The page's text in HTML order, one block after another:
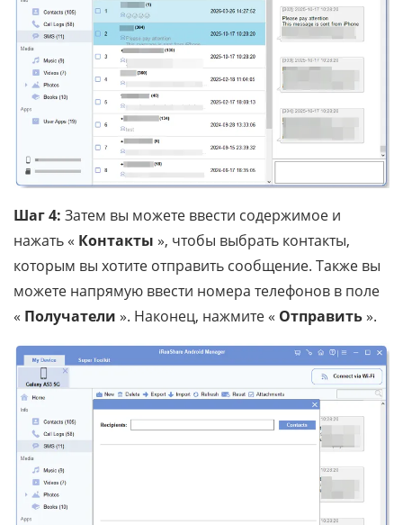
Шаг 4: Затем вы можете ввести содержимое и
нажать « Контакты », чтобы выбрать контакты,
которым вы хотите отправить сообщение. Также вы
можете напрямую ввести номера телефонов в поле
« Получатели ». Наконец, нажмите « Отправить».